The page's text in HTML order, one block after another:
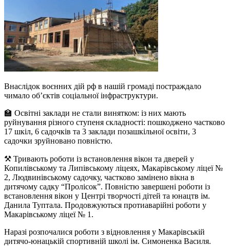
Внаслідок воєнних дій рф в нашій громаді постраждало
чимало об’єктів соціальної інфраструктури.
🏫 Освітні заклади не стали винятком: із них мають
руйнування різного ступеня складності: пошкоджено частково
17 шкіл, 6 садочків та 3 заклади позашкільної освіти, 3
садочки зруйновано повністю.
⚒ Тривають роботи із встановлення вікон та дверей у
Копилівському та Липівському ліцеях, Макарівському ліцеї №
2, Людвинівському садочку, частково замінено вікна в
дитячому садку “Пролісок”. Повністю завершені роботи із
встановлення вікон у Центрі творчості дітей та юнацтв ім.
Данила Туптала. Продовжуються протиаварійні роботи у
Макарівському ліцеї № 1.
Наразі розпочалися роботи з відновлення у Макарівській
дитячо-юнацькій спортивній школі ім. Симоненка Василя.